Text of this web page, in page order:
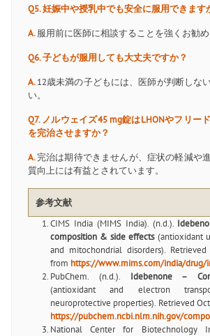
Q5. 妊娠中や授乳中でも安全に服用できます
A.服用前に医師に相談することを強くお勧め
Q6. 子どもが服用しても大丈夫ですか？
A.12歳未満の子どもには、医師が判断しな
い。
Q7. ノルウェイズ45 mg錠はLHONやフリー
を完治させますか？
A.完治は期待できませんが、症状の軽減や
質向上には有益とされています。
参考文献
CIMS India (MIMS India). (n.d.).
composition & side effects(antioxidant
and mitochondrial disorders).
from https://www.mims.com/india/drug/
PubChem. (n.d.). Idebenone –
(antioxidant and electron
neuroprotective properties). Retrieved
https://pubchem.ncbi.nlm.nih.gov/
National Center for Biotechnology